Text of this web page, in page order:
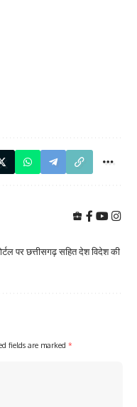
पर छत्तीसगढ़ सहित देश विदेश की
fields are marked *